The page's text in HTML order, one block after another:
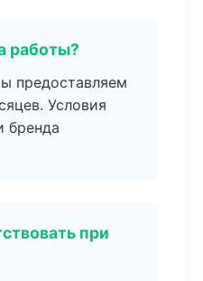
работы?
предоставляем
Условия
бренда
при